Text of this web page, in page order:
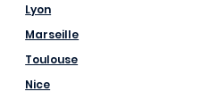
Lyon
Marseille
Toulouse
Nice